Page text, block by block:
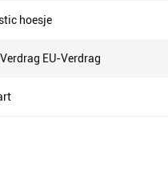
hoesje
EU-Verdrag